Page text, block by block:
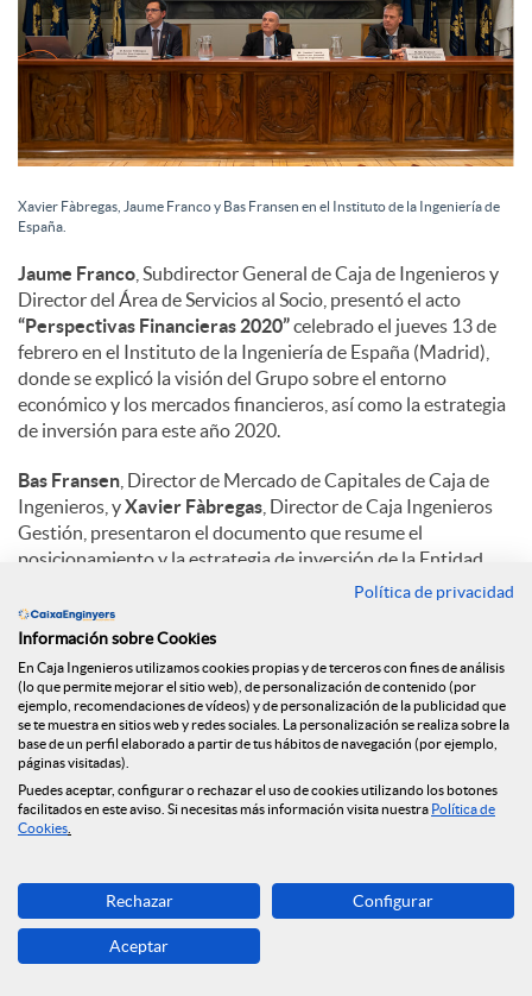
a
l
e
s
Xavier Fàbregas, Jaume Franco y Bas Fransen en el Instituto de la Ingeniería de
España.
Jaume Franco , Subdirector General de Caja de Ingenieros y
Director del Área de Servicios al Socio, presentó el acto
“Perspectivas Financieras 2020”celebrado el jueves 13 de
febrero en el Instituto de la Ingeniería de España (Madrid),
donde se explicó la visión del Grupo sobre el entorno
económico y los mercados financieros, así como la estrategia
de inversión para este año 2020.
Bas Fransen , Director de Mercado de Capitales de Caja de
Ingenieros, yXavier Fàbregas , Director de Caja Ingenieros
Gestión, presentaron el documento que resume el
posicionamiento y la estrategia de inversión de la Entidad
para 2020 y analiza los diferentes escenarios financieros y
factores de incertidumbre que estarán presentes durante
este año.
El acto sirvió para dar herramientas financieras a los socios
para poder tomar las mejores decisiones posibles, y se cerró
con una ronda de preguntas de los asistentes.
Este es el segundo encuentro del ciclo de conferencias que
empezó el 12 de febrero en Barcelona y se cerrará con una
sesión el 26 de febrero en el Colegio de Ingenieros
C
Política de privacidad
Información sobre Cookies
En Caja Ingenieros utilizamos cookies propias y de terceros con fines de análisis
(lo que permite mejorar el sitio web), de personalización de contenido (por
ejemplo, recomendaciones de vídeos) y de personalización de la publicidad que
se te muestra en sitios web y redes sociales. La personalización se realiza sobre la
base de un perfil elaborado a partir de tus hábitos de navegación (por ejemplo,
páginas visitadas).
Puedes aceptar, configurar o rechazar el uso de cookies utilizando los botones
facilitados en este aviso. Si necesitas más información visita nuestra Política de
Cookies
Rechazar Configurar
Aceptar